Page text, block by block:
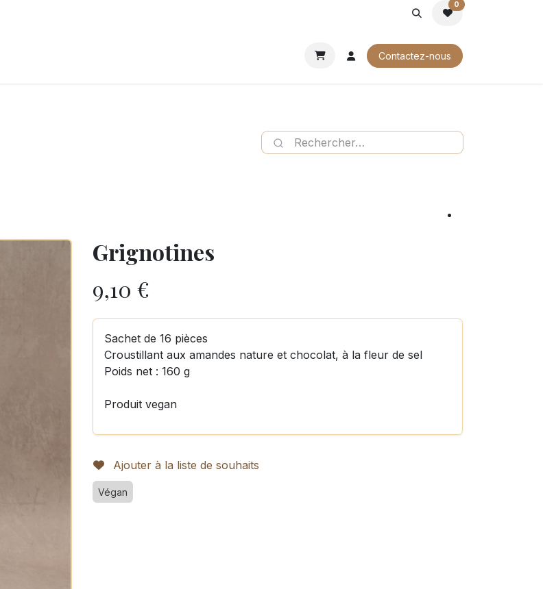
0
Contactez-nous
Grignotines
9,10 €
Sachet de 16 pièces
Croustillant aux amandes nature et chocolat, à la fleur de sel
Poids net : 160 g
Produit vegan
Ajouter à la liste de souhaits
Végan